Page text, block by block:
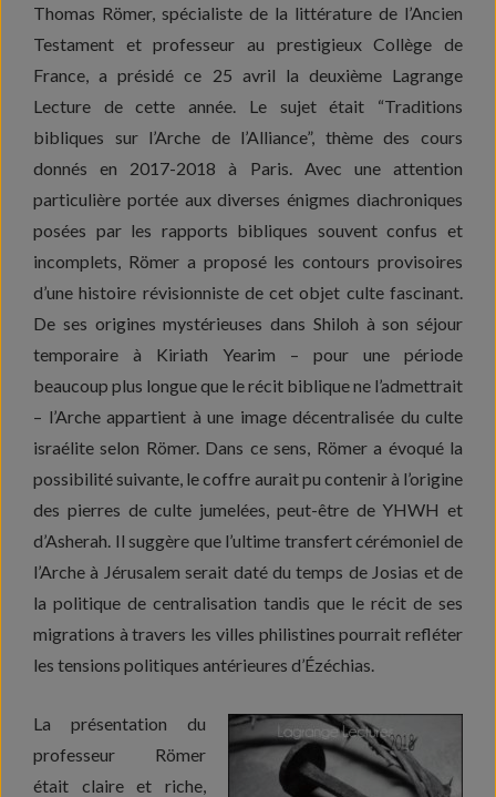
Thomas Römer, spécialiste de la littérature de l’Ancien
Testament et professeur au prestigieux Collège de
France, a présidé ce 25 avril la deuxième Lagrange
Lecture de cette année. Le sujet était “Traditions
bibliques sur l’Arche de l’Alliance”, thème des cours
donnés en 2017-2018 à Paris. Avec une attention
particulière portée aux diverses énigmes diachroniques
posées par les rapports bibliques souvent confus et
incomplets, Römer a proposé les contours provisoires
d’une histoire révisionniste de cet objet culte fascinant.
De ses origines mystérieuses dans Shiloh à son séjour
temporaire à Kiriath Yearim – pour une période
beaucoup plus longue que le récit biblique ne l’admettrait
– l’Arche appartient à une image décentralisée du culte
israélite selon Römer. Dans ce sens, Römer a évoqué la
possibilité suivante, le coffre aurait pu contenir à l’origine
des pierres de culte jumelées, peut-être de YHWH et
d’Asherah. Il suggère que l’ultime transfert cérémoniel de
l’Arche à Jérusalem serait daté du temps de Josias et de
la politique de centralisation tandis que le récit de ses
migrations à travers les villes philistines pourrait refléter
les tensions politiques antérieures d’Ézéchias.
La présentation du
professeur Römer
était claire et riche,